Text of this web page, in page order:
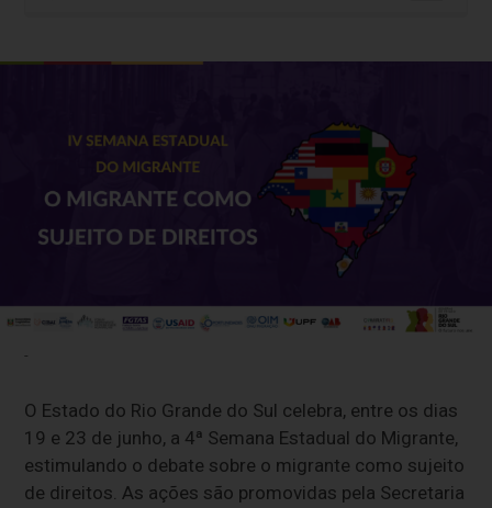
-
O Estado do Rio Grande do Sul celebra, entre os dias
19 e 23 de junho, a 4ª Semana Estadual do Migrante,
estimulando o debate sobre o migrante como sujeito
de direitos. As ações são promovidas pela Secretaria